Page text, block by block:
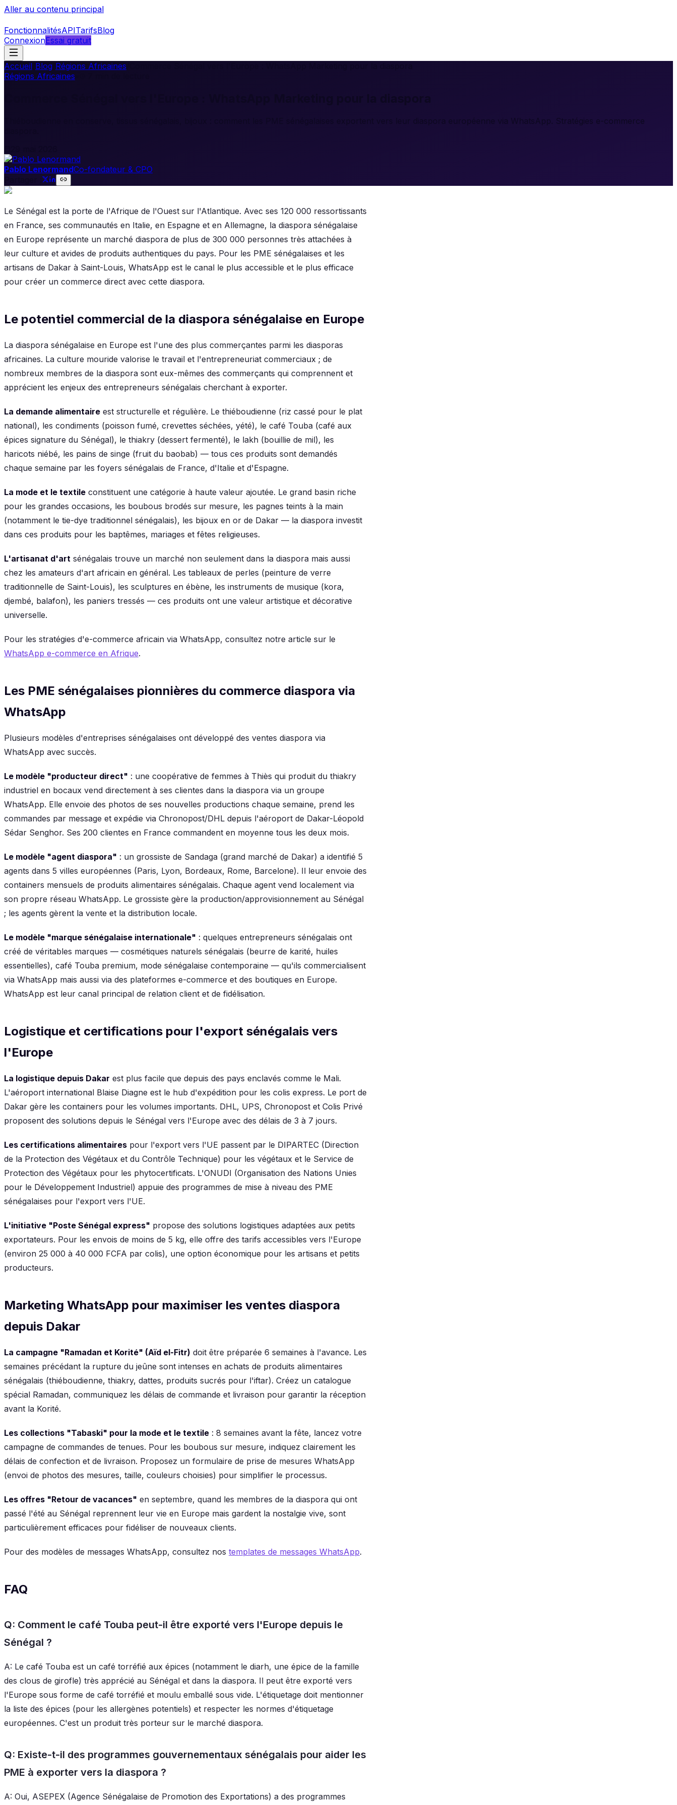
Aller au contenu principal
FonctionnalitésAPITarifsBlog
ConnexionEssai gratuit
Accueil Blog Régions Africaines
Régions Africaines
Thiéboudienne en conserve, tissus sénégalais, bijoux : comment les PME sénégalaises exportent vers leur diaspora européenne via WhatsApp. Stratégies e-commerce
Pablo LenormandCo-fondateur & CPO
Le Sénégal est la porte de l'Afrique de l'Ouest sur l'Atlantique. Avec ses 120 000 ressortissants
en France, ses communautés en Italie, en Espagne et en Allemagne, la diaspora sénégalaise
en Europe représente un marché diaspora de plus de 300 000 personnes très attachées à
leur culture et avides de produits authentiques du pays. Pour les PME sénégalaises et les
artisans de Dakar à Saint-Louis, WhatsApp est le canal le plus accessible et le plus efficace
pour créer un commerce direct avec cette diaspora.
Le potentiel commercial de la diaspora sénégalaise en Europe
La diaspora sénégalaise en Europe est l'une des plus commerçantes parmi les diasporas
africaines. La culture mouride valorise le travail et l'entrepreneuriat commerciaux ; de
nombreux membres de la diaspora sont eux-mêmes des commerçants qui comprennent et
apprécient les enjeux des entrepreneurs sénégalais cherchant à exporter.
La demande alimentaire est structurelle et régulière. Le thiéboudienne (riz cassé pour le plat
national), les condiments (poisson fumé, crevettes séchées, yété), le café Touba (café aux
épices signature du Sénégal), le thiakry (dessert fermenté), le lakh (bouillie de mil), les
haricots niébé, les pains de singe (fruit du baobab) — tous ces produits sont demandés
chaque semaine par les foyers sénégalais de France, d'Italie et d'Espagne.
La mode et le textile constituent une catégorie à haute valeur ajoutée. Le grand basin riche
pour les grandes occasions, les boubous brodés sur mesure, les pagnes teints à la main
(notamment le tie-dye traditionnel sénégalais), les bijoux en or de Dakar — la diaspora investit
dans ces produits pour les baptêmes, mariages et fêtes religieuses.
L'artisanat d'art sénégalais trouve un marché non seulement dans la diaspora mais aussi
chez les amateurs d'art africain en général. Les tableaux de perles (peinture de verre
traditionnelle de Saint-Louis), les sculptures en ébène, les instruments de musique (kora,
djembé, balafon), les paniers tressés — ces produits ont une valeur artistique et décorative
universelle.
Pour les stratégies d'e-commerce africain via WhatsApp, consultez notre article sur le
WhatsApp e-commerce en Afrique.
Les PME sénégalaises pionnières du commerce diaspora via
WhatsApp
Plusieurs modèles d'entreprises sénégalaises ont développé des ventes diaspora via
WhatsApp avec succès.
Le modèle "producteur direct" : une coopérative de femmes à Thiès qui produit du thiakry
industriel en bocaux vend directement à ses clientes dans la diaspora via un groupe
WhatsApp. Elle envoie des photos de ses nouvelles productions chaque semaine, prend les
commandes par message et expédie via Chronopost/DHL depuis l'aéroport de Dakar-Léopold
Sédar Senghor. Ses 200 clientes en France commandent en moyenne tous les deux mois.
Le modèle "agent diaspora" : un grossiste de Sandaga (grand marché de Dakar) a identifié 5
agents dans 5 villes européennes (Paris, Lyon, Bordeaux, Rome, Barcelone). Il leur envoie des
containers mensuels de produits alimentaires sénégalais. Chaque agent vend localement via
son propre réseau WhatsApp. Le grossiste gère la production/approvisionnement au Sénégal
; les agents gèrent la vente et la distribution locale.
Le modèle "marque sénégalaise internationale" : quelques entrepreneurs sénégalais ont
créé de véritables marques — cosmétiques naturels sénégalais (beurre de karité, huiles
essentielles), café Touba premium, mode sénégalaise contemporaine — qu'ils commercialisent
via WhatsApp mais aussi via des plateformes e-commerce et des boutiques en Europe.
WhatsApp est leur canal principal de relation client et de fidélisation.
Logistique et certifications pour l'export sénégalais vers
l'Europe
La logistique depuis Dakar est plus facile que depuis des pays enclavés comme le Mali.
L'aéroport international Blaise Diagne est le hub d'expédition pour les colis express. Le port de
Dakar gère les containers pour les volumes importants. DHL, UPS, Chronopost et Colis Privé
proposent des solutions depuis le Sénégal vers l'Europe avec des délais de 3 à 7 jours.
Les certifications alimentaires pour l'export vers l'UE passent par le DIPARTEC (Direction
de la Protection des Végétaux et du Contrôle Technique) pour les végétaux et le Service de
Protection des Végétaux pour les phytocertificats. L'ONUDI (Organisation des Nations Unies
pour le Développement Industriel) appuie des programmes de mise à niveau des PME
sénégalaises pour l'export vers l'UE.
L'initiative "Poste Sénégal express" propose des solutions logistiques adaptées aux petits
exportateurs. Pour les envois de moins de 5 kg, elle offre des tarifs accessibles vers l'Europe
(environ 25 000 à 40 000 FCFA par colis), une option économique pour les artisans et petits
producteurs.
Marketing WhatsApp pour maximiser les ventes diaspora
depuis Dakar
La campagne "Ramadan et Korité" (Aïd el-Fitr) doit être préparée 6 semaines à l'avance. Les
semaines précédant la rupture du jeûne sont intenses en achats de produits alimentaires
sénégalais (thiéboudienne, thiakry, dattes, produits sucrés pour l'iftar). Créez un catalogue
spécial Ramadan, communiquez les délais de commande et livraison pour garantir la réception
avant la Korité.
Les collections "Tabaski" pour la mode et le textile : 8 semaines avant la fête, lancez votre
campagne de commandes de tenues. Pour les boubous sur mesure, indiquez clairement les
délais de confection et de livraison. Proposez un formulaire de prise de mesures WhatsApp
(envoi de photos des mesures, taille, couleurs choisies) pour simplifier le processus.
Les offres "Retour de vacances" en septembre, quand les membres de la diaspora qui ont
passé l'été au Sénégal reprennent leur vie en Europe mais gardent la nostalgie vive, sont
particulièrement efficaces pour fidéliser de nouveaux clients.
Pour des modèles de messages WhatsApp, consultez nos templates de messages WhatsApp.
FAQ
Q: Comment le café Touba peut-il être exporté vers l'Europe depuis le
Sénégal ?
A: Le café Touba est un café torréfié aux épices (notamment le diarh, une épice de la famille
des clous de girofle) très apprécié au Sénégal et dans la diaspora. Il peut être exporté vers
l'Europe sous forme de café torréfié et moulu emballé sous vide. L'étiquetage doit mentionner
la liste des épices (pour les allergènes potentiels) et respecter les normes d'étiquetage
européennes. C'est un produit très porteur sur le marché diaspora.
Q: Existe-t-il des programmes gouvernementaux sénégalais pour aider les
PME à exporter vers la diaspora ?
A: Oui, ASEPEX (Agence Sénégalaise de Promotion des Exportations) a des programmes